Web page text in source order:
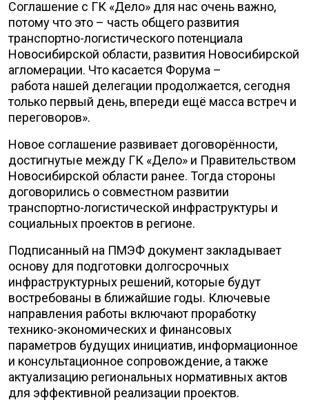
Соглашение с ГК «Дело» для нас очень важно,
потому что это – часть общего развития
транспортно-логистического потенциала
Новосибирской области, развития Новосибирской
агломерации. Что касается Форума –
работа нашей делегации продолжается, сегодня
только первый день, впереди ещё масса встреч и
переговоров».
Новое соглашение развивает договорённости,
достигнутые между ГК «Дело» и Правительством
Новосибирской области ранее. Тогда стороны
договорились о совместном развитии
транспортно-логистической инфраструктуры и
социальных проектов в регионе.
Подписанный на ПМЭФ документ закладывает
основу для подготовки долгосрочных
инфраструктурных решений, которые будут
востребованы в ближайшие годы. Ключевые
направления работы включают проработку
технико-экономических и финансовых
параметров будущих инициатив, информационное
и консультационное сопровождение, а также
актуализацию региональных нормативных актов
для эффективной реализации проектов.